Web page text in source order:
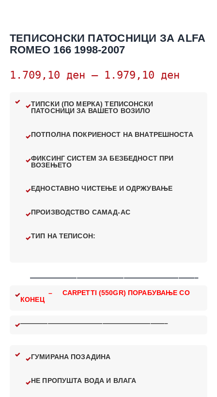
ТЕПИСОНСКИ ПАТОСНИЦИ ЗА ALFA
ROMEO 166 1998-2007
1.709,10 ден – 1.979,10 ден
ТИПСКИ (ПО МЕРКА) ТЕПИСОНСКИ
ПАТОСНИЦИ ЗА ВАШЕТО ВОЗИЛО
ПОТПОЛНА ПОКРИЕНОСТ НА ВНАТРЕШНОСТА
ФИКСИНГ СИСТЕМ ЗА БЕЗБЕДНОСТ ПРИ
ВОЗЕЊЕТО
ЕДНОСТАВНО ЧИСТЕЊЕ И ОДРЖУВАЊЕ
ПРОИЗВОДСТВО САМАД-АС
ТИП НА ТЕПИСОН:
—————————————————————–
– CARPETTI (550GR) ПОРАБУВАЊЕ СО
КОНЕЦ
—————————————————————–
ГУМИРАНА ПОЗАДИНА
НЕ ПРОПУШТА ВОДА И ВЛАГА